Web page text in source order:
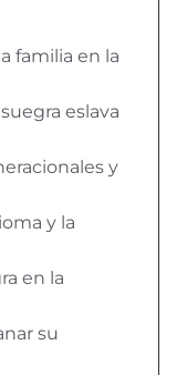
familia en la
eslava
y
y la
en la
su